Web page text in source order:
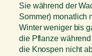
e
Sie während der
Sommer) monatlich
Winter weniger bis
die Pflanze
die Knospen nicht